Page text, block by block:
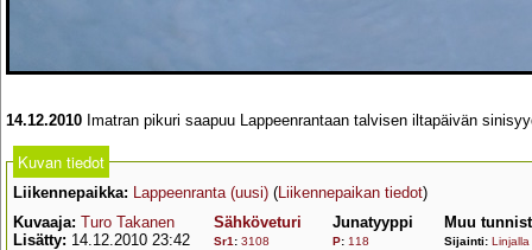
14.12.2010 Imatran pikuri saapuu Lappeenrantaan talvisen iltapäivän
Kuvan tiedot
Liikennepaikka: Lappeenranta (uusi) (Liikennepaikan tiedot)
Kuvaaja: Turo Takanen
Lisätty: 14.12.2010 23:42
Sähköveturi
Sr1 : 3108
Junatyyppi
P: 118
Muu
Sijainti: Linjalla